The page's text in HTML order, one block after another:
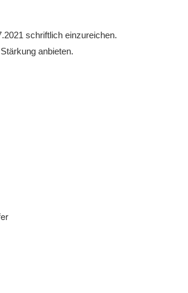
schriftlich einzureichen.
anbieten.